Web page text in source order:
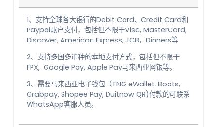
1、支持全球各大银行的Debit Card、Credit Card和
Paypal账户支付，包括但不限于Visa, MasterCard,
Discover, American Express, JCB，Dinners等
2、支持多国多币种的本地支付方式，包括但不限于
FPX, Google Pay, Apple Pay马来西亚网银等。
3、需要马来西亚电子钱包（TNG eWallet, Boots,
Grabpay, Shopee Pay, Duitnow QR)付款的可联系
WhatsApp客服人员。